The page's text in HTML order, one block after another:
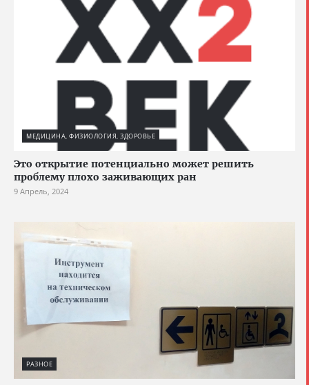
МЕДИЦИНА, ФИЗИОЛОГИЯ, ЗДОРОВЬЕ
Это открытие потенциально может решить
проблему плохо заживающих ран
9 Апрель, 2024
РАЗНОЕ